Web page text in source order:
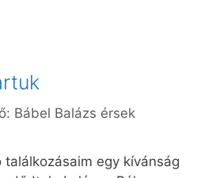
Bábel Balázs érsek
találkozásaim egy kívánság